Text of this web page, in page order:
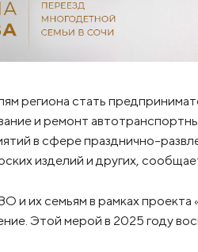
региона стать
и ремонт
в сфере празднично-
изделий и других,
их семьям в рамках проекта
Этой мерой в 2025 году